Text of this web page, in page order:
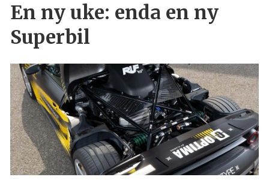
En ny uke: enda en ny
Superbil